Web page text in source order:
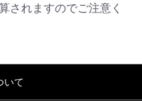
されますのでご注意く
いて